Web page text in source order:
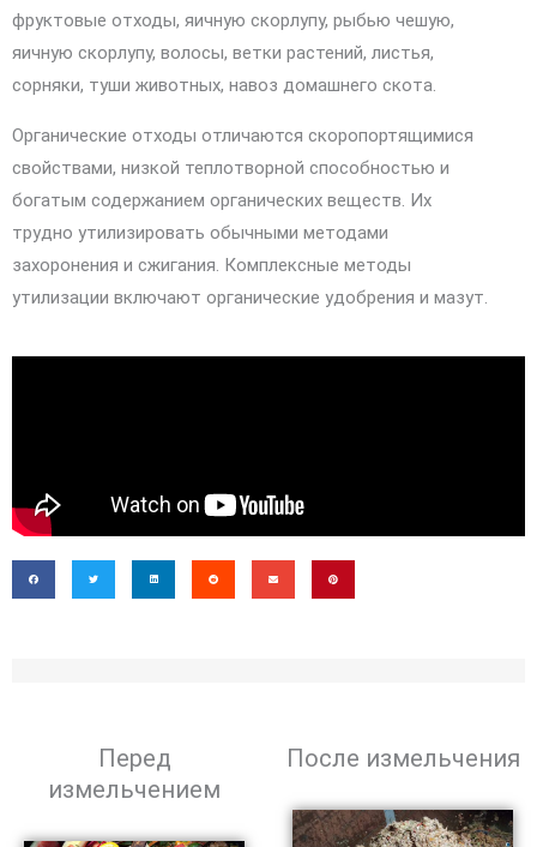
фруктовые отходы, яичную скорлупу, рыбью чешую,
яичную скорлупу, волосы, ветки растений, листья,
сорняки, туши животных, навоз домашнего скота.
Органические отходы отличаются скоропортящимися
свойствами, низкой теплотворной способностью и
богатым содержанием органических веществ. Их
трудно утилизировать обычными методами
захоронения и сжигания. Комплексные методы
утилизации включают органические удобрения и мазут.
Перед
измельчением
После измельчения